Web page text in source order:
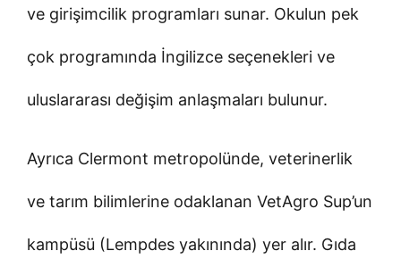
ve girişimcilik programları sunar. Okulun pek
çok programında İngilizce seçenekleri ve
uluslararası değişim anlaşmaları bulunur.
Ayrıca Clermont metropolünde, veterinerlik
ve tarım bilimlerine odaklanan VetAgro Sup’un
kampüsü (Lempdes yakınında) yer alır. Gıda